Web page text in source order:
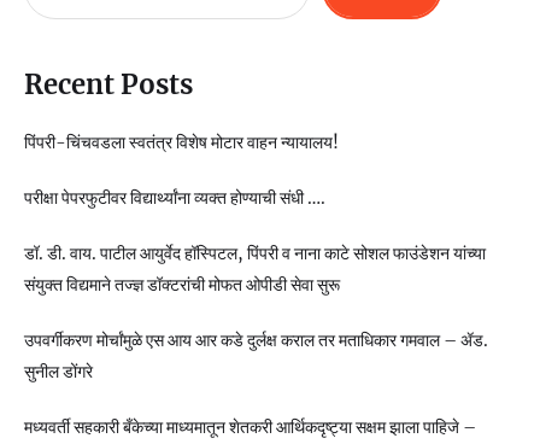
Recent Posts
पिंपरी-चिंचवडला स्वतंत्र विशेष मोटार वाहन न्यायालय!
परीक्षा पेपरफुटीवर विद्यार्थ्यांना व्यक्त होण्याची संधी ….
डॉ. डी. वाय. पाटील आयुर्वेद हॉस्पिटल, पिंपरी व नाना काटे सोशल फाउंडेशन यांच्या
संयुक्त विद्यमाने तज्ज्ञ डॉक्टरांची मोफत ओपीडी सेवा सुरू
उपवर्गीकरण मोर्चांमुळे एस आय आर कडे दुर्लक्ष कराल तर मताधिकार गमवाल – ॲड.
सुनील डोंगरे
मध्यवर्ती सहकारी बँकेच्या माध्यमातून शेतकरी आर्थिकदृष्ट्या सक्षम झाला पाहिजे –